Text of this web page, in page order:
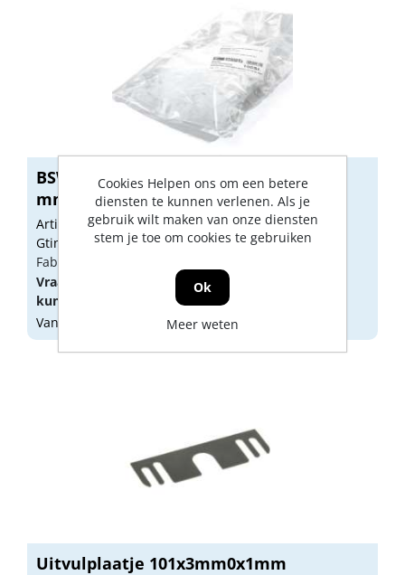
BSW vulplaatje scharnier 89x89mm 1
mm-
Artikelnummer: 1160081
Gtin: 4026999008250
Fabrikant artikel nummer: 900070890890000
Vraag een
aan oflog in
kunnen zien.
Vandaag besteld, morgen geleverd
Uitvulplaatje 101x3mm0x1mm
Cookies Helpen ons om een betere
diensten te kunnen verlenen. Als je
gebruik wilt maken van onze diensten
stem je toe om cookies te gebruiken
Ok
Meer weten